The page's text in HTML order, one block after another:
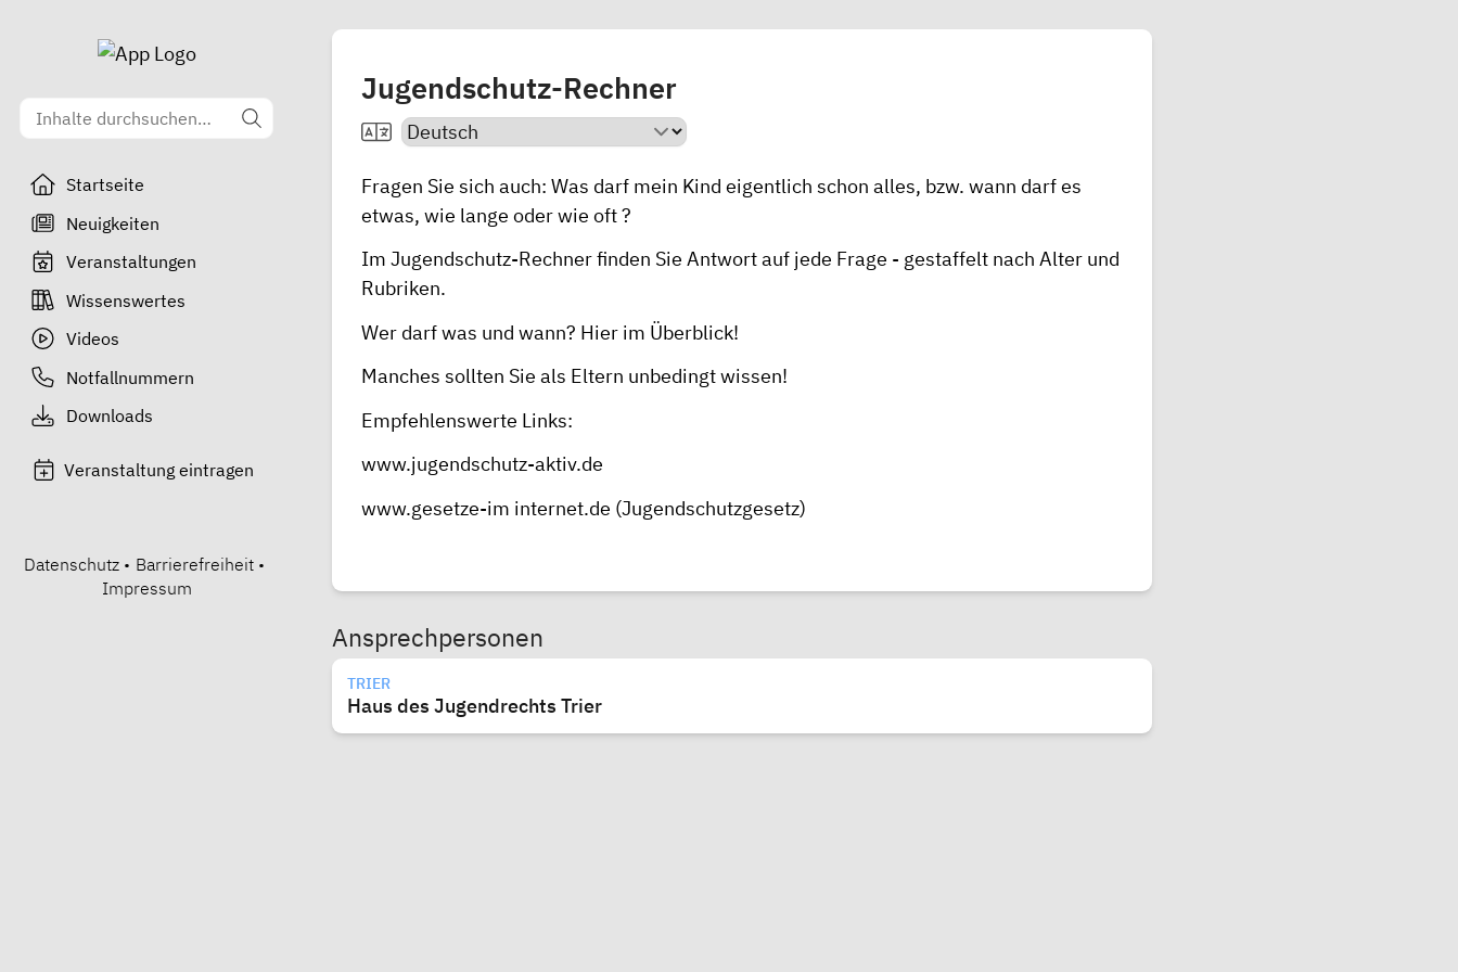
Startseite
Neuigkeiten
Veranstaltungen
Wissenswertes
Videos
Notfallnummern
Downloads
Veranstaltung eintragen
Datenschutz • Barrierefreiheit •
Impressum
Jugendschutz-Rechner
Fragen Sie sich auch: Was darf mein Kind eigentlich schon alles, bzw. wann darf es
etwas, wie lange oder wie oft ?
Im Jugendschutz-Rechnerfinden Sie Antwort auf jede Frage - gestaffelt nach Alter und
Rubriken.
Wer darf was und wann? Hier im Überblick!
Manches sollten Sie als Eltern unbedingt wissen!
Empfehlenswerte Links:
www.jugendschutz-aktiv.de
www.gesetze-im internet.de (Jugendschutzgesetz)
Ansprechpersonen
TRIER
Haus des Jugendrechts Trier